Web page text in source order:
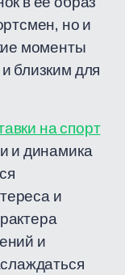
но и
моменты
близким для
на спорт
и динамика
и
и